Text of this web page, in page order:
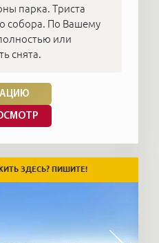
парка. Триста
собора. По Вашему
или
снята.
ЗДЕСЬ? ПИШИТЕ!